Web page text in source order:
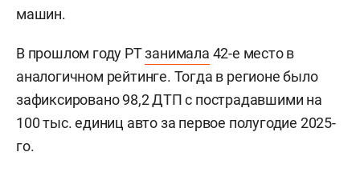
машин.
В прошлом году РТзанимала 42-е место в
аналогичном рейтинге. Тогда в регионе было
зафиксировано 98,2 ДТП с пострадавшими на
100 тыс. единиц авто за первое полугодие 2025-
го.